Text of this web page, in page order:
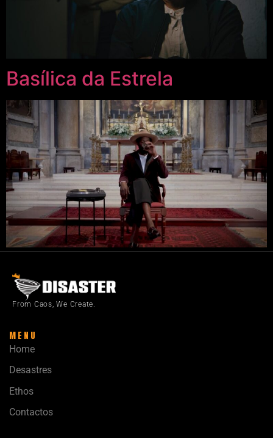
Basílica da Estrela
From Caos, We Create.
MENU
Home
Desastres
Ethos
Contactos